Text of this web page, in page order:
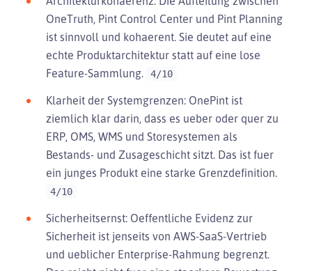
OneTruth, Pint Control Center und Pint Planning
ist sinnvoll und kohaerent. Sie deutet auf eine
echte Produktarchitektur statt auf eine lose
Feature-Sammlung.
4/10
Klarheit der Systemgrenzen: OnePint ist
ziemlich klar darin, dass es ueber oder quer zu
ERP, OMS, WMS und Storesystemen als
Bestands- und Zusageschicht sitzt. Das ist fuer
ein junges Produkt eine starke Grenzdefinition.
4/10
Sicherheitsernst: Oeffentliche Evidenz zur
Sicherheit ist jenseits von AWS-SaaS-Vertrieb
und ueblicher Enterprise-Rahmung begrenzt.